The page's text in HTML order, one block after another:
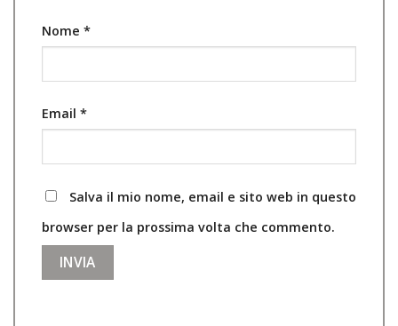
Nome *
Email *
Salva il mio nome, email e sito web in questo
browser per la prossima volta che commento.